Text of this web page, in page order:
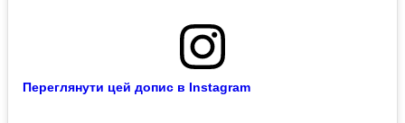
Переглянути цей допис в Instagram